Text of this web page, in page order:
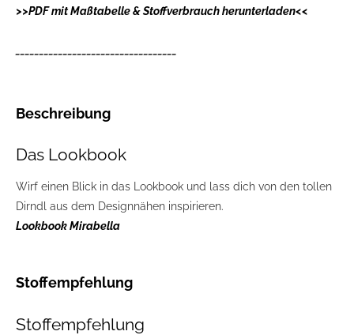
>>PDF mit Maßtabelle & Stoffverbrauch herunterladen<<
Beschreibung
Das Lookbook
Wirf einen Blick in das Lookbook und lass dich von den tollen
Dirndl aus dem Designnähen inspirieren.
Lookbook Mirabella
Stoffempfehlung
Stoffempfehlung